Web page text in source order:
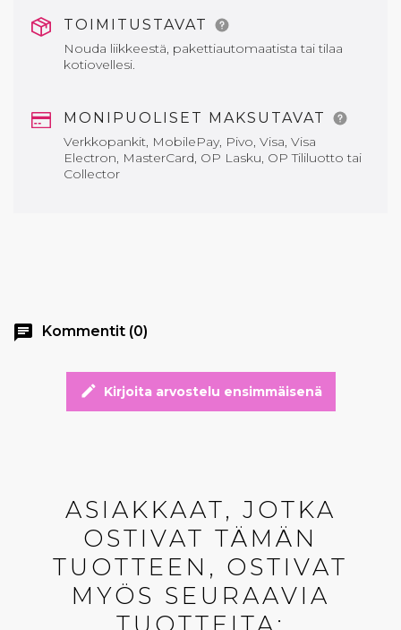
TOIMITUSTAVAT
Nouda liikkeestä, pakettiautomaatista tai tilaa
kotiovellesi.
MONIPUOLISET MAKSUTAVAT
Verkkopankit, MobilePay, Pivo, Visa, Visa
Electron, MasterCard, OP Lasku, OP Tililuotto tai
Collector
chat Kommentit (0)
edit Kirjoita arvostelu ensimmäisenä
ASIAKKAAT, JOTKA
OSTIVAT TÄMÄN
TUOTTEEN, OSTIVAT
MYÖS SEURAAVIA